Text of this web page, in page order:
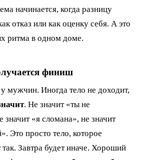
начинается, когда разницу
отказ или как оценку себя. А это
ритма в одном доме.
финиш
мужчин. Иногда тело не доходит,
. Не значит «ты не
значит «я сломана», не значит
Это просто тело, которое
так. Завтра будет иначе. Хороший